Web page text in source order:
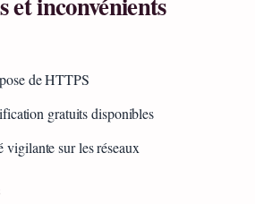
de HTTPS
gratuits disponibles
vigilante sur les réseaux